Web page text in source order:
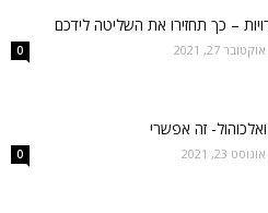
– כך תחזירו את השליטה לידכם
אוקטובר 27, 2021 0
זה אפשרי
אוגוסט 23, 2021 0